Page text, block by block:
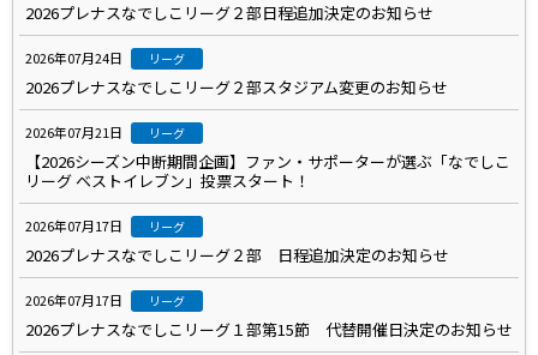
2026プレナスなでしこリーグ２部日程追加決定のお知らせ
2026年07月24日 リーグ
2026プレナスなでしこリーグ２部スタジアム変更のお知らせ
2026年07月21日 リーグ
【2026シーズン中断期間企画】ファン・サポーターが選ぶ「なでしこ
リーグ ベストイレブン」投票スタート！
2026年07月17日 リーグ
2026プレナスなでしこリーグ２部 日程追加決定のお知らせ
2026年07月17日 リーグ
2026プレナスなでしこリーグ１部第15節 代替開催日決定のお知らせ